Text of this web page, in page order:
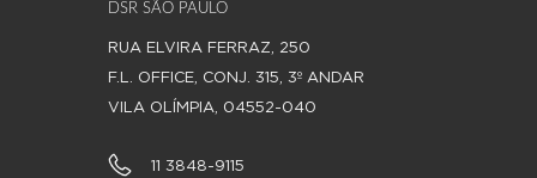
DSR SÃO PAULO
RUA ELVIRA FERRAZ, 250
F.L. OFFICE, CONJ. 315, 3º ANDAR
VILA OLÍMPIA, 04552-040
11 3848-9115